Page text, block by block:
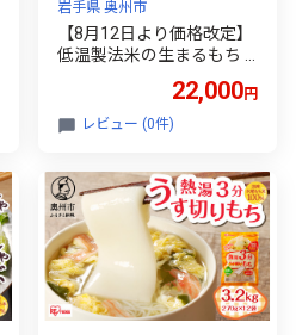
岩手県 奥州市
【8月12日より価格改定】
低温製法米の生まるもち 6
水稲もち米100％使用 個包
装 まるもち お餅 簡単調理
22,000円
レビュー (0件)